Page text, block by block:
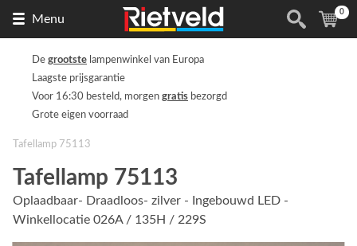
Menu
de
(
0
De grootste lampenwinkel van Europa
Laagste prijsgarantie
Voor 16:30 besteld, morgen gratis bezorgd
Grote eigen voorraad
Tafellamp 75113
Tafellamp 75113
Oplaadbaar- Draadloos- zilver - Ingebouwd LED -
Winkellocatie 026A / 135H / 229S